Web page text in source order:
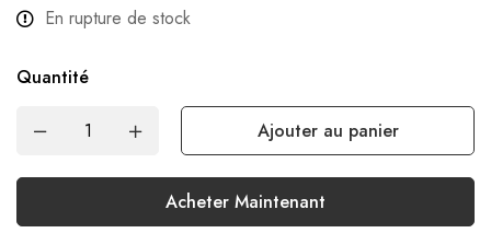
En rupture de stock
Quantité
Ajouter au panier
Acheter Maintenant